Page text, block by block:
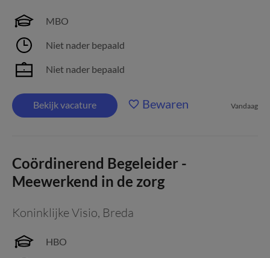
MBO
Niet nader bepaald
Niet nader bepaald
Bekijk vacature Bewaren Vandaag
Coördinerend Begeleider -
Meewerkend in de zorg
Koninklijke Visio, Breda
HBO